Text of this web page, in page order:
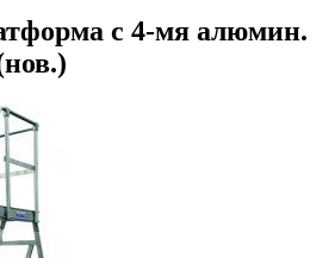
с 4-мя алюмин.